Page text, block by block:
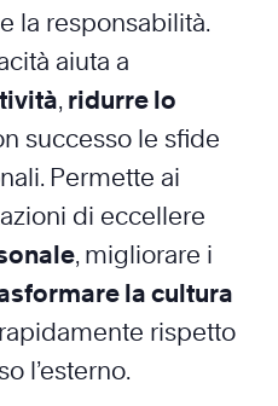
la responsabilità.
aiuta a
, ridurre lo
successo le sfide
Permette ai
di eccellere
, migliorare i
la cultura
rispetto
l’esterno.